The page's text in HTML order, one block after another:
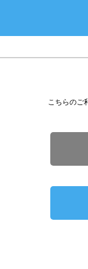
こちらのご